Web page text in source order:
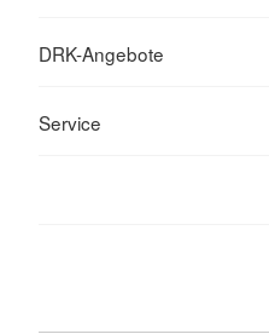
DRK-Angebote
Service